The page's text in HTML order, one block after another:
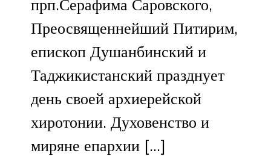
прп.Серафима Саровского,
Преосвященнейший Питирим,
епископ Душанбинский и
Таджикистанский празднует
день своей архиерейской
хиротонии. Духовенство и
миряне епархии […]